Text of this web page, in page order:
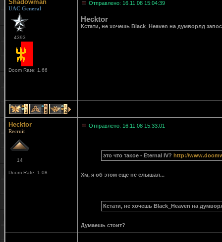
Shadowman
UAC General
4393
Doom Rate: 1.66
Отправлено: 16.11.08 15:04:39
Hecktor
Кстати, не хочешь Black_Heaven на думворлд
1 5 2
Hecktor
Recruit
14
Doom Rate: 1.08
Отправлено: 16.11.08 15:33:01
это что такое - Eternal IV? http://
Хм, я об этом еще не слышал...
Кстати, не хочешь Black_Heaven на
Думаешь стоит?